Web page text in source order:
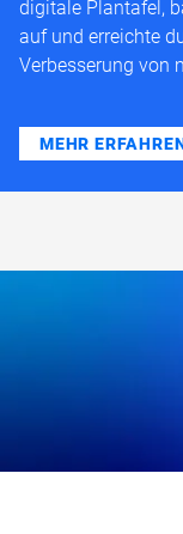
digitale Plantafel,
auf und erreichte
Verbesserung von
MEHR